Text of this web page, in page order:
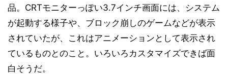
品。CRTモニターっぽい3.7インチ画面には、システム
が起動する様子や、ブロック崩しのゲームなどが表示
されていたが、これはアニメーションとして表示され
ているものとのこと。いろいろカスタマイズできば面
白そうだ。